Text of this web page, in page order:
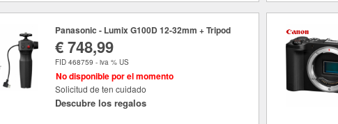
Panasonic - Lumix G100D 12-32mm + Tripod
€ 748,99
FID 468759 - iva % US
No disponible por el momento
Solicitud de ten cuidado
Descubre los regalos